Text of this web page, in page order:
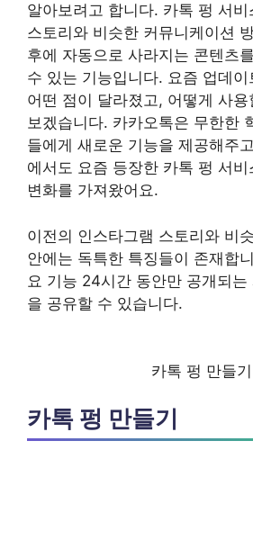
알아보려고 합니다. 카톡 펑 서비
스토리와 비슷한 커뮤니케이션
후에 자동으로 사라지는 콘텐츠
수 있는 기능입니다. 요즘 업데
어떤 점이 달라졌고, 어떻게 사용
보겠습니다. 카카오톡은 무한한
들에게 새로운 기능을 제공해주
에서도 요즘 등장한 카톡 펑 서
변화를 가져왔어요.
이전의 인스타그램 스토리와 비
안에는 독특한 특징들이 존재합
요 기능 24시간 동안만 공개되
을 공유할 수 있습니다.
카톡 펑 만들기
카톡 펑 만들기